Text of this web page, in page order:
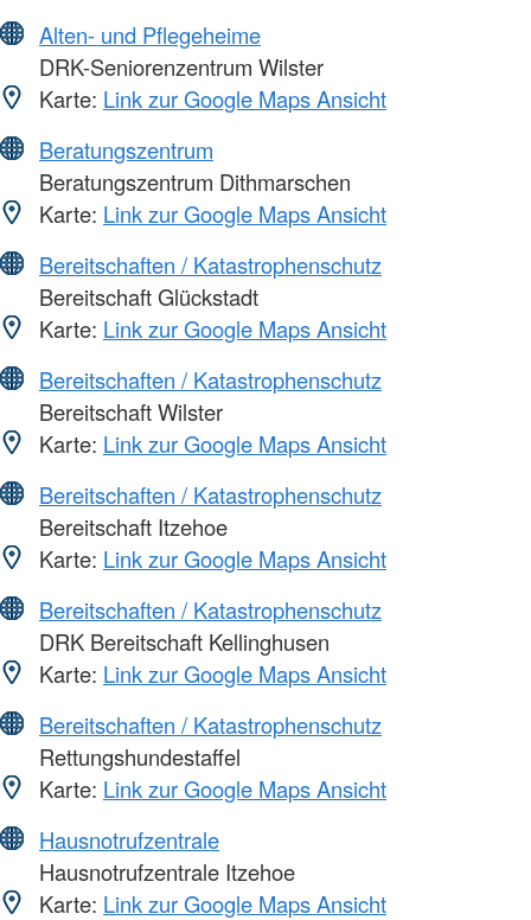
Alten- und Pflegeheime
DRK-Seniorenzentrum Wilster
Karte: Link zur Google Maps Ansicht
Beratungszentrum
Beratungszentrum Dithmarschen
Karte: Link zur Google Maps Ansicht
Bereitschaften / Katastrophenschutz
Bereitschaft Glückstadt
Karte: Link zur Google Maps Ansicht
Bereitschaften / Katastrophenschutz
Bereitschaft Wilster
Karte: Link zur Google Maps Ansicht
Bereitschaften / Katastrophenschutz
Bereitschaft Itzehoe
Karte: Link zur Google Maps Ansicht
Bereitschaften / Katastrophenschutz
DRK Bereitschaft Kellinghusen
Karte: Link zur Google Maps Ansicht
Bereitschaften / Katastrophenschutz
Rettungshundestaffel
Karte: Link zur Google Maps Ansicht
Hausnotrufzentrale
Hausnotrufzentrale Itzehoe
Karte: Link zur Google Maps Ansicht